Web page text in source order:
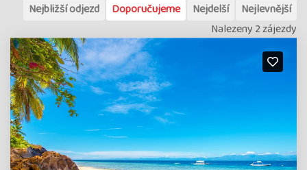
Nejbližší odjezd Doporučujeme Nejdelší
Nejlevnější
Nalezeny 2 zájezdy